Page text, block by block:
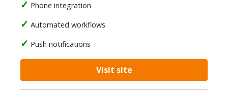
Phone integration
Automated workflows
Push notifications
Visit site